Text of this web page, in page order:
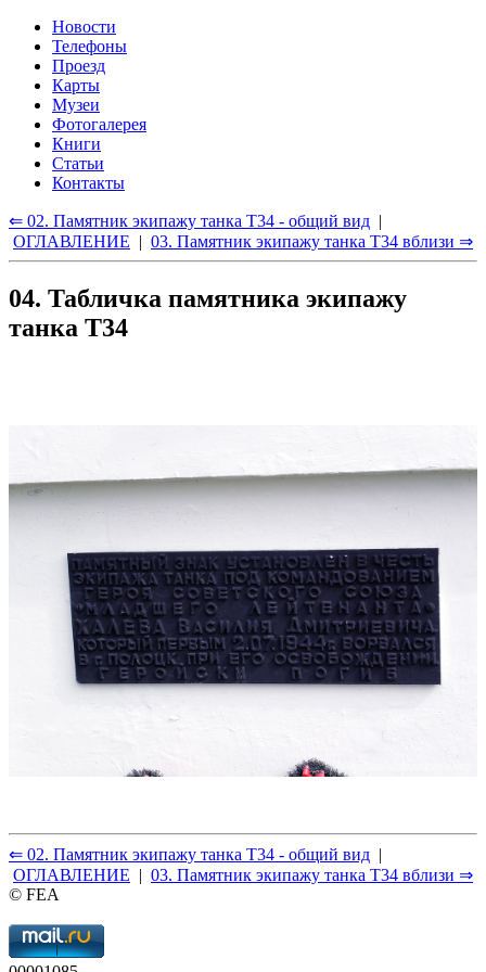
Новости
Телефоны
Проезд
Карты
Музеи
Фотогалерея
Книги
Статьи
Контакты
⇐ 02. Памятник экипажу танка Т34 - общий вид |
ОГЛАВЛЕНИЕ | 03. Памятник экипажу танка Т34 вблизи ⇒
04. Табличка памятника экипажу
танка Т34
⇐ 02. Памятник экипажу танка Т34 - общий вид |
ОГЛАВЛЕНИЕ | 03. Памятник экипажу танка Т34 вблизи ⇒
© FEA